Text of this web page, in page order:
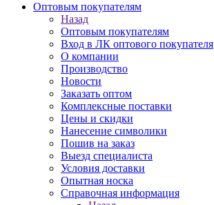
Оптовым покупателям
Назад
Оптовым покупателям
Вход в ЛК оптового покупателя
О компании
Производство
Новости
Заказать оптом
Комплексные поставки
Цены и скидки
Нанесение символики
Пошив на заказ
Выезд специалиста
Условия доставки
Опытная носка
Справочная информация